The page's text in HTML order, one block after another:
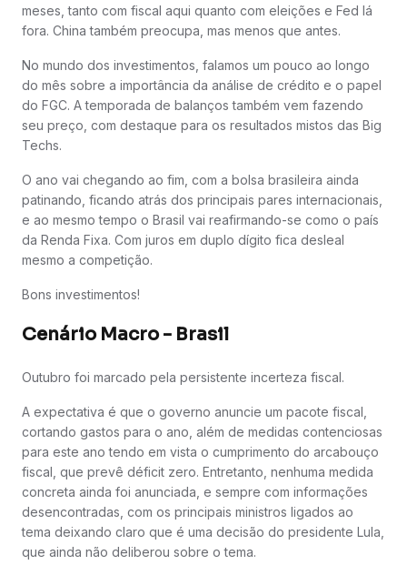
meses, tanto com fiscal aqui quanto com eleições e Fed lá
fora. China também preocupa, mas menos que antes.
No mundo dos investimentos, falamos um pouco ao longo
do mês sobre a importância da análise de crédito e o papel
do FGC. A temporada de balanços também vem fazendo
seu preço, com destaque para os resultados mistos das Big
Techs.
O ano vai chegando ao fim, com a bolsa brasileira ainda
patinando, ficando atrás dos principais pares internacionais,
e ao mesmo tempo o Brasil vai reafirmando-se como o país
da Renda Fixa. Com juros em duplo dígito fica desleal
mesmo a competição.
Bons investimentos!
Cenário Macro - Brasil
Outubro foi marcado pela persistente incerteza fiscal.
A expectativa é que o governo anuncie um pacote fiscal,
cortando gastos para o ano, além de medidas contenciosas
para este ano tendo em vista o cumprimento do arcabouço
fiscal, que prevê déficit zero. Entretanto, nenhuma medida
concreta ainda foi anunciada, e sempre com informações
desencontradas, com os principais ministros ligados ao
tema deixando claro que é uma decisão do presidente Lula,
que ainda não deliberou sobre o tema.